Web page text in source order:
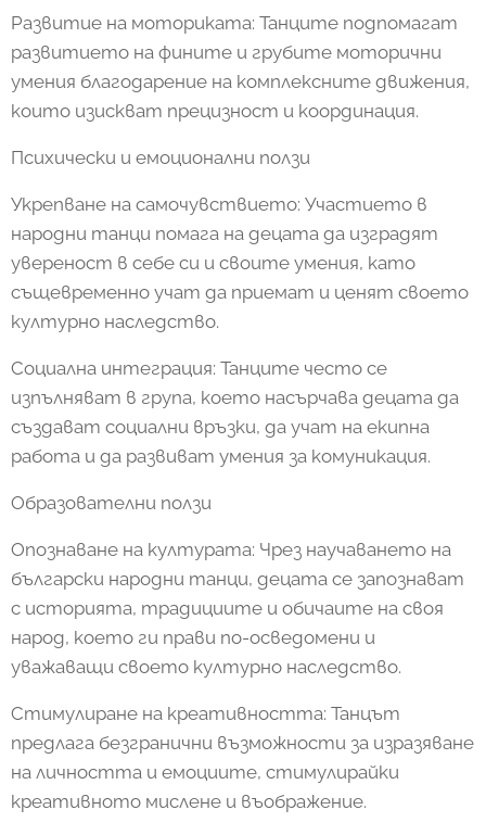
Развитие на моториката: Танците подпомагат
развитието на фините и грубите моторични
умения благодарение на комплексните движения,
които изискват прецизност и координация.
Психически и емоционални ползи
Укрепване на самочувствието: Участието в
народни танци помага на децата да изградят
увереност в себе си и своите умения, като
същевременно учат да приемат и ценят своето
културно наследство.
Социална интеграция: Танците често се
изпълняват в група, което насърчава децата да
създават социални връзки, да учат на екипна
работа и да развиват умения за комуникация.
Образователни ползи
Опознаване на културата: Чрез научаването на
български народни танци, децата се запознават
с историята, традициите и обичаите на своя
народ, което ги прави по-осведомени и
уважаващи своето културно наследство.
Стимулиране на креативността: Танцът
предлага безгранични възможности за изразяване
на личността и емоциите, стимулирайки
креативното мислене и въображение.